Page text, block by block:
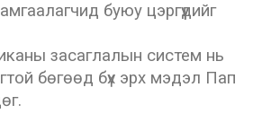
буюу цэргүүдийг
засаглалын систем нь
бөгөөд бүх эрх мэдэл Пап